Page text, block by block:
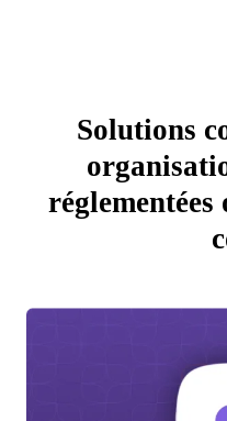
Solutions
réglementées